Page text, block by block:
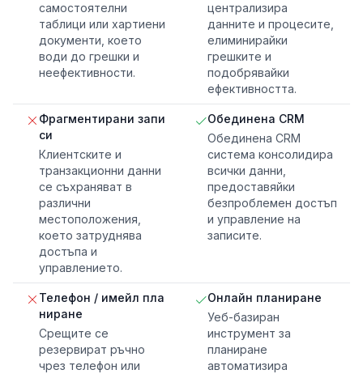
самостоятелни
таблици или хартиени
документи, което
води до грешки и
неефективности.
централизира
данните и процесите,
елиминирайки
грешките и
подобрявайки
ефективността.
Фрагментирани запи
си
Клиентските и
транзакционни данни
се съхраняват в
различни
местоположения,
което затруднява
достъпа и
управлението.
Обединена CRM
Обединена CRM
система консолидира
всички данни,
предоставяйки
безпроблемен достъп
и управление на
записите.
Телефон / имейл пла
ниране
Срещите се
резервират ръчно
чрез телефон или
Онлайн планиране
Уеб-базиран
инструмент за
планиране
автоматизира